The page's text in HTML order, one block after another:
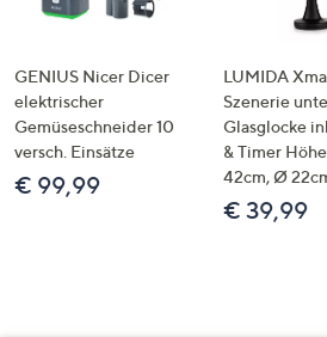
GENIUS Nicer Dicer
elektrischer
Gemüseschneider 10
versch. Einsätze
€ 99,99
LUMIDA
Szenerie
Glasglocke
& Timer Höhe
42cm, Ø
€ 39,99